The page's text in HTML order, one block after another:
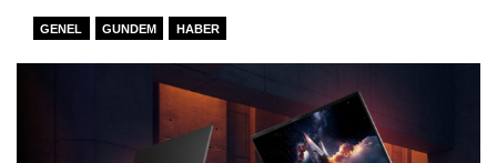
GENEL GUNDEM HABER